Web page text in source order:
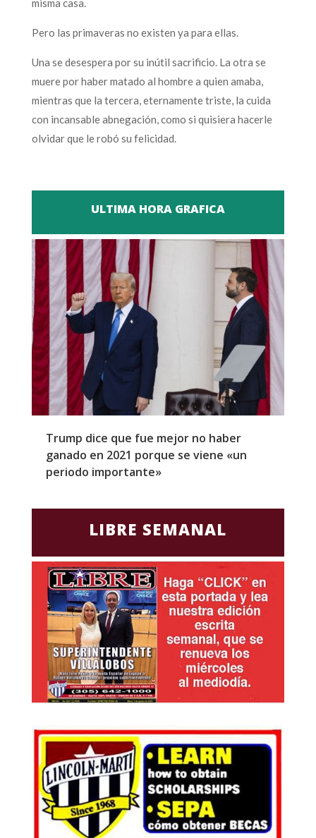
misma casa.
Pero las primaveras no existen ya para ellas.
Una se desespera por su inútil sacrificio. La otra se
muere por haber matado al hombre a quien amaba,
mientras que la tercera, eternamente triste, la cuida
con incansable abnegación, como si quisiera hacerle
olvidar que le robó su felicidad.
ULTIMA HORA GRAFICA
Trump dice que fue mejor no haber
ganado en 2021 porque se viene «un
periodo importante»
LIBRE SEMANAL